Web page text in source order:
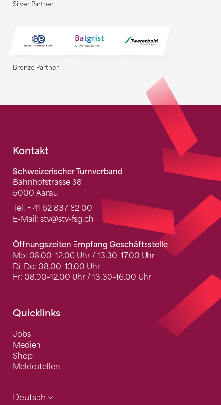
Silver Partner
Bronze Partner
Fusszeile
Kontakt
Schweizerischer Turnverband
Bahnhofstrasse 38
5000 Aarau
Tel. + 41 62 837 82 00
E-Mail: stv@stv-fsg.ch
Öffnungszeiten Empfang Geschäftsstelle
Mo: 08.00–12.00 Uhr / 13.30–17.00 Uhr
Di-Do: 08.00–13.00 Uhr
Fr: 08.00–12.00 Uhr / 13.30–16.00 Uhr
Quicklinks
Jobs
Medien
Shop
Meldestellen
Deutsch